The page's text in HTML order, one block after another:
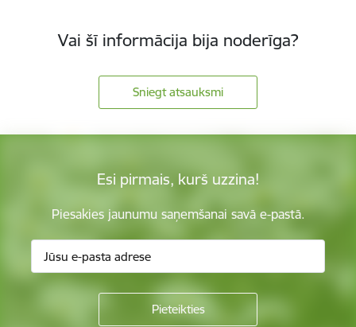
Vai šī informācija bija noderīga?
Sniegt atsauksmi
Esi pirmais, kurš uzzina!
Piesakies jaunumu saņemšanai savā e-pastā.